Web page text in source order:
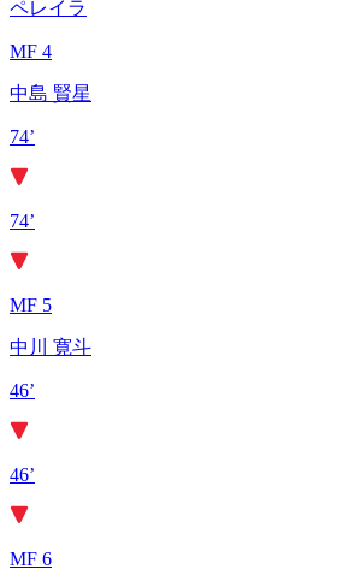
ペレイラ
MF 4
中島 賢星
74’
74’
MF 5
中川 寛斗
46’
46’
MF 6